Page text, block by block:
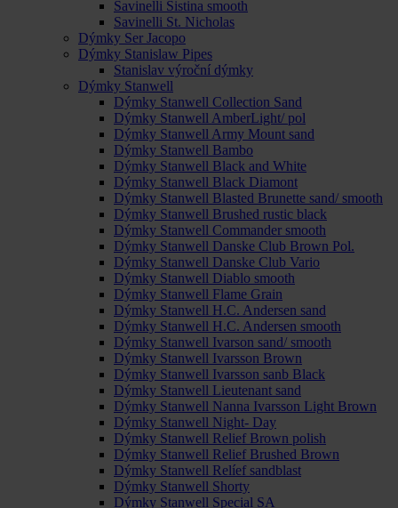
Savinelli Sistina smooth
Savinelli St. Nicholas
Dýmky Ser Jacopo
Dýmky Stanislaw Pipes
Stanislav výroční dýmky
Dýmky Stanwell
Dýmky Stanwell Collection Sand
Dýmky Stanwell AmberLight/ pol
Dýmky Stanwell Army Mount sand
Dýmky Stanwell Bambo
Dýmky Stanwell Black and White
Dýmky Stanwell Black Diamont
Dýmky Stanwell Blasted Brunette sand/ smooth
Dýmky Stanwell Brushed rustic black
Dýmky Stanwell Commander smooth
Dýmky Stanwell Danske Club Brown Pol.
Dýmky Stanwell Danske Club Vario
Dýmky Stanwell Diablo smooth
Dýmky Stanwell Flame Grain
Dýmky Stanwell H.C. Andersen sand
Dýmky Stanwell H.C. Andersen smooth
Dýmky Stanwell Ivarson sand/ smooth
Dýmky Stanwell Ivarsson Brown
Dýmky Stanwell Ivarsson sanb Black
Dýmky Stanwell Lieutenant sand
Dýmky Stanwell Nanna Ivarsson Light Brown
Dýmky Stanwell Night- Day
Dýmky Stanwell Relief Brown polish
Dýmky Stanwell Relief Brushed Brown
Dýmky Stanwell Relíef sandblast
Dýmky Stanwell Shorty
Dýmky Stanwell Special SA